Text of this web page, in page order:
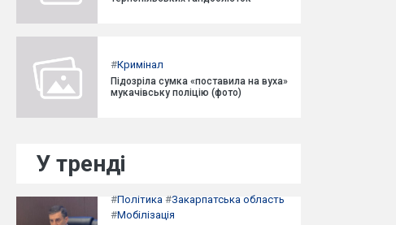
#Кримінал
Підозріла сумка «поставила на вуха»
мукачівську поліцію (фото)
У тренді
#Політика #Закарпатська область
#Мобілізація